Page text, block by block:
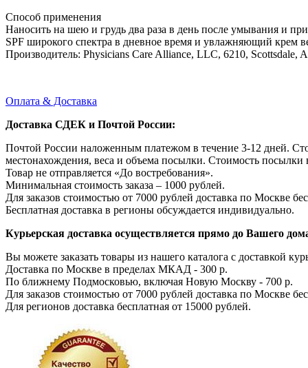
Способ применения
Наносить на шею и грудь два раза в день после умывания и
SPF широкого спектра в дневное время и увлажняющий крем
Производитель: Physicians Care Alliance, LLC, 6210, Scottsdale,
Оплата & Доставка
Доставка СДЕК и Почтой России:
Почтой России наложенным платежом в течение 3-12 дней.
местонахождения, веса и объема посылки. Стоимость
Товар не отправляется «До востребования».
Минимальная стоимость заказа – 1000 рублей.
Для заказов стоимостью от 7000 рублей доставка по Москве
Бесплатная доставка в регионы обсуждается индивидуально.
Курьерская доставка осуществляется прямо до Вашего
Вы можете заказать товары из нашего каталога с доставкой
Доставка по Москве в пределах МКАД - 300 р.
По ближнему Подмосковью, включая Новую Москву - 700 р.
Для заказов стоимостью от 7000 рублей доставка по Москве
Для регионов доставка бесплатная от 15000 рублей.